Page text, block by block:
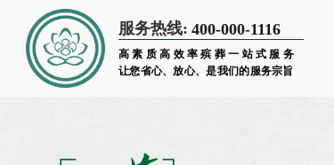
服务热线: 400-000-1116
高素质高效率殡葬一站式服务
让您省心、放心、是我们的服务宗旨